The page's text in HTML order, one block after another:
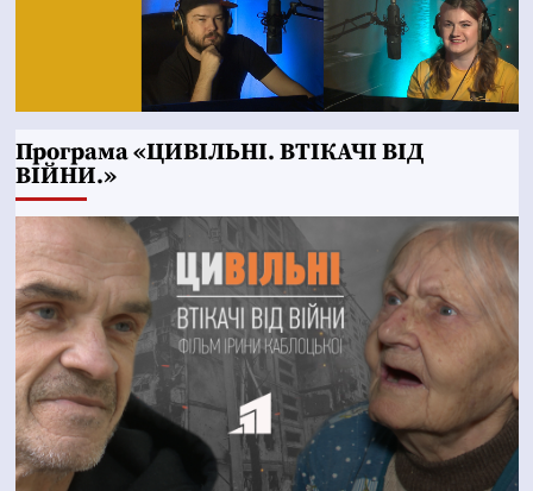
Програма «ЦИВІЛЬНІ. ВТІКАЧІ ВІД
ВІЙНИ.»